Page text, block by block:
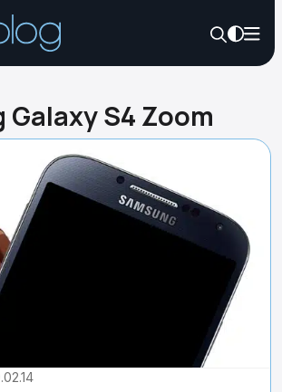
Galaxy S4 Zoom